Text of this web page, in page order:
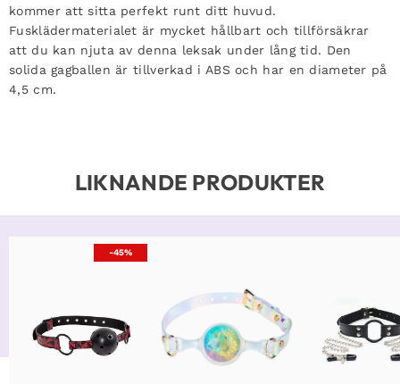
kommer att sitta perfekt runt ditt huvud.
Fusklädermaterialet är mycket hållbart och tillförsäkrar
att du kan njuta av denna leksak under lång tid. Den
solida gagballen är tillverkad i ABS och har en diameter på
4,5 cm.
LIKNANDE PRODUKTER
-45%